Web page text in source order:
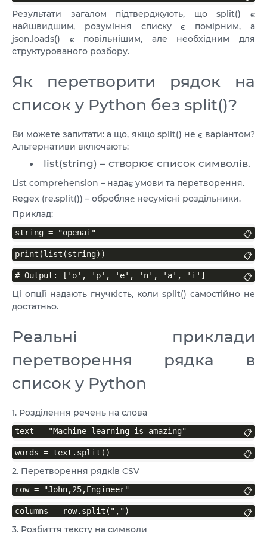
Результати загалом підтверджують, що split() є
найшвидшим, розуміння списку є помірним, а
json.loads() є повільнішим, але необхідним для
структурованого розбору.
Як перетворити рядок на
список у Python без split()?
Ви можете запитати: а що, якщо split() не є варіантом?
Альтернативи включають:
list(string) – створює список символів.
List comprehension – надає умови та перетворення.
Regex (re.split()) – обробляє несумісні роздільники.
Приклад:
string = "openai" 📋
print(list(string)) 📋
# Output: ['o', 'p', 'e', 'n', 'a', 'i'] 📋
Ці опції надають гнучкість, коли split() самостійно не
достатньо.
Реальні приклади
перетворення рядка в
список у Python
1. Розділення речень на слова
text = "Machine learning is amazing" 📋
words = text.split() 📋
2. Перетворення рядків CSV
row = "John,25,Engineer" 📋
columns = row.split(",") 📋
3. Розбиття тексту на символи